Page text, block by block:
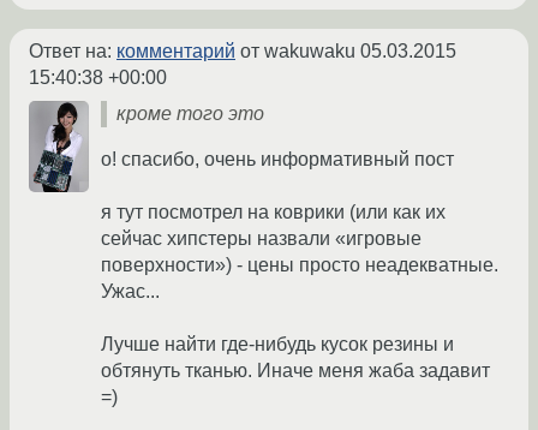
Ответ на: комментарий от wakuwaku 05.03.2015
15:40:38 +00:00
кроме того это
о! спасибо, очень информативный пост
я тут посмотрел на коврики (или как их
сейчас хипстеры назвали «игровые
поверхности») - цены просто неадекватные.
Ужас...
Лучше найти где-нибудь кусок резины и
обтянуть тканью. Иначе меня жаба задавит
=)